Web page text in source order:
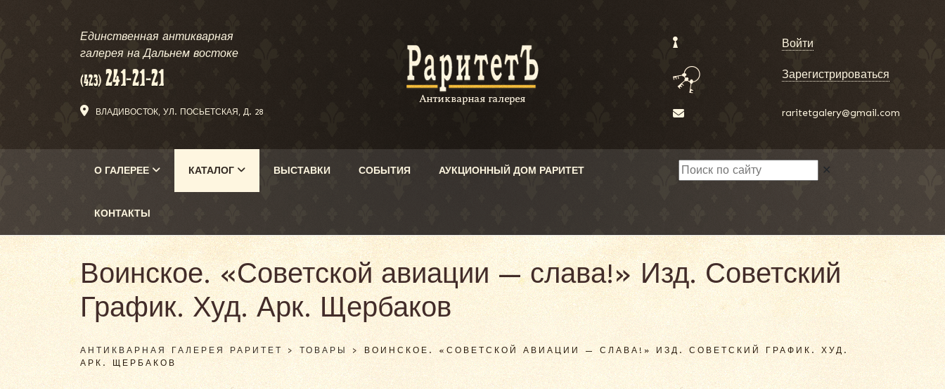
Единственная антикварная
галерея на Дальнем востоке
ВЛАДИВОСТОК, УЛ. ПОСЬЕТСКАЯ, Д. 28
Войти
Зарегистрироваться
raritetgalery@gmail.com
О ГАЛЕРЕЕ КАТАЛОГ ВЫСТАВКИ СОБЫТИЯ АУКЦИОННЫЙ ДОМ РАРИТЕТ
КОНТАКТЫ
✕
Воинское. «Советской авиации — слава!» Изд. Советский
График. Худ. Арк. Щербаков
АНТИКВАРНАЯ ГАЛЕРЕЯ РАРИТЕТ>ТОВАРЫ > ВОИНСКОЕ. «СОВЕТСКОЙ АВИАЦИИ — СЛАВА!» ИЗД. СОВЕТСКИЙ ГРАФИК. ХУД.
АРК. ЩЕРБАКОВ